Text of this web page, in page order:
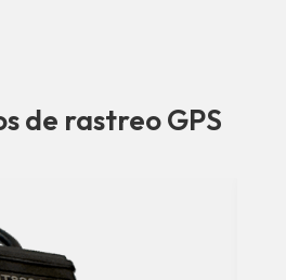
de rastreo GPS